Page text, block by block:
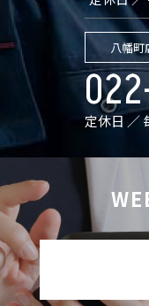
八幡町
定休日 ／